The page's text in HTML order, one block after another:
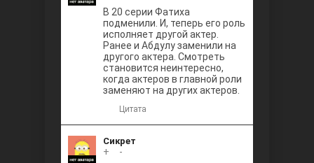
В 20 серии Фатиха
подменили. И, теперь его роль
исполняет другой актер.
Ранее и Абдулу заменили на
другого актера. Смотреть
становится неинтересно,
когда актеров в главной роли
заменяют на других актеров.
Цитата
Сикрет
+
-